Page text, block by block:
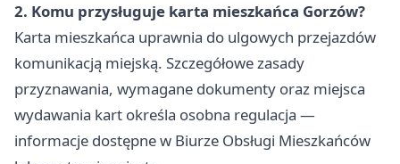
2. Komu przysługuje karta mieszkańca Gorzów?
Karta mieszkańca uprawnia do ulgowych przejazdów
komunikacją miejską. Szczegółowe zasady
przyznawania, wymagane dokumenty oraz miejsca
wydawania kart określa osobna regulacja —
informacje dostępne w Biurze Obsługi Mieszkańców